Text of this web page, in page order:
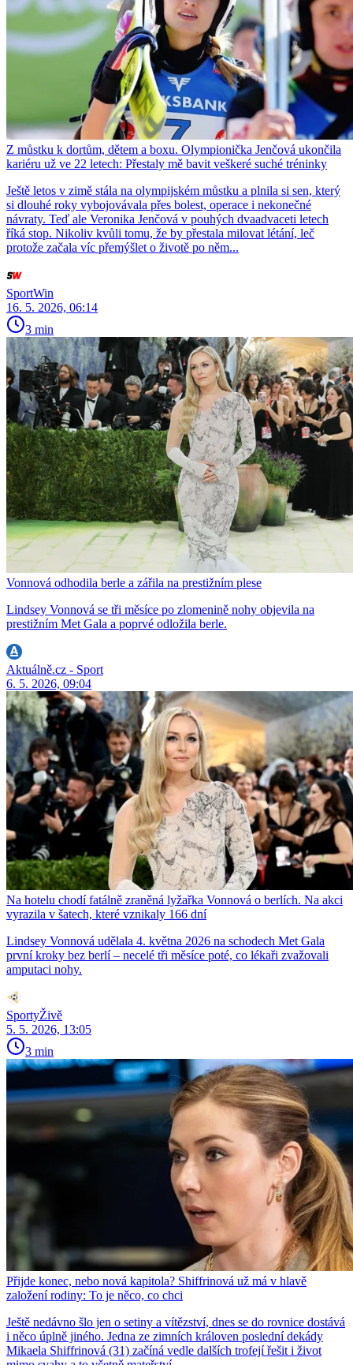
Z můstku k dortům, dětem a boxu. Olympionička Jenčová ukončila
kariéru už ve 22 letech: Přestaly mě bavit veškeré suché tréninky
Ještě letos v zimě stála na olympijském můstku a plnila si sen, který
si dlouhé roky vybojovávala přes bolest, operace i nekonečné
návraty. Teď ale Veronika Jenčová v pouhých dvaadvaceti letech
říká stop. Nikoliv kvůli tomu, že by přestala milovat létání, leč
protože začala víc přemýšlet o životě po něm...
SportWin
16. 5. 2026, 06:14
3 min
Vonnová odhodila berle a zářila na prestižním plese
Lindsey Vonnová se tři měsíce po zlomenině nohy objevila na
prestižním Met Gala a poprvé odložila berle.
Aktuálně.cz - Sport
6. 5. 2026, 09:04
Na hotelu chodí fatálně zraněná lyžařka Vonnová o berlích. Na akci
vyrazila v šatech, které vznikaly 166 dní
Lindsey Vonnová udělala 4. května 2026 na schodech Met Gala
první kroky bez berlí – necelé tři měsíce poté, co lékaři zvažovali
amputaci nohy.
SportyŽivě
5. 5. 2026, 13:05
3 min
Přijde konec, nebo nová kapitola? Shiffrinová už má v hlavě
založení rodiny: To je něco, co chci
Ještě nedávno šlo jen o setiny a vítězství, dnes se do rovnice dostává
i něco úplně jiného. Jedna ze zimních královen poslední dekády
Mikaela Shiffrinová (31) začíná vedle dalších trofejí řešit i život